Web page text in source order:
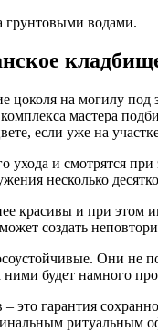
грунтовыми водами.
цоколя на могилу
мастера
если уже на
ухода и смотрятся
несколько
красивы и при этом
создать
Они не
ними будет намного
это гарантия
ритуальным